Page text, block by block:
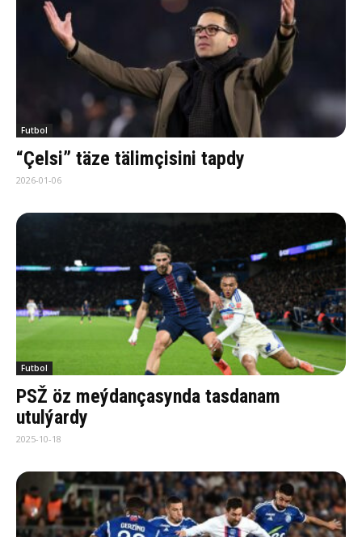
Futbol
“Çelsi” täze tälimçisini tapdy
2026-01-06
Futbol
PSŽ öz meýdançasynda tasdanam
utulýardy
2025-10-18